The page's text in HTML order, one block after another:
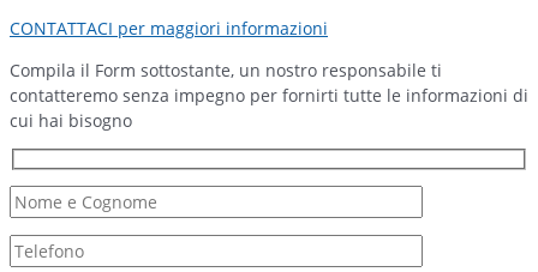
CONTATTACI per maggiori informazioni
Compila il Form sottostante, un nostro responsabile ti
contatteremo senza impegno per fornirti tutte le informazioni di
cui hai bisogno